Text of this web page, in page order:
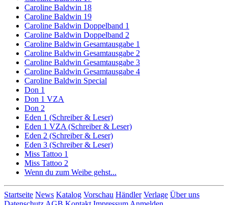
Caroline Baldwin 18
Caroline Baldwin 19
Caroline Baldwin Doppelband 1
Caroline Baldwin Doppelband 2
Caroline Baldwin Gesamtausgabe 1
Caroline Baldwin Gesamtausgabe 2
Caroline Baldwin Gesamtausgabe 3
Caroline Baldwin Gesamtausgabe 4
Caroline Baldwin Special
Don 1
Don 1 VZA
Don 2
Eden 1 (Schreiber & Leser)
Eden 1 VZA (Schreiber & Leser)
Eden 2 (Schreiber & Leser)
Eden 3 (Schreiber & Leser)
Miss Tattoo 1
Miss Tattoo 2
Wenn du zum Weibe gehst...
Startseite News Katalog Vorschau Händler Verlage Über uns